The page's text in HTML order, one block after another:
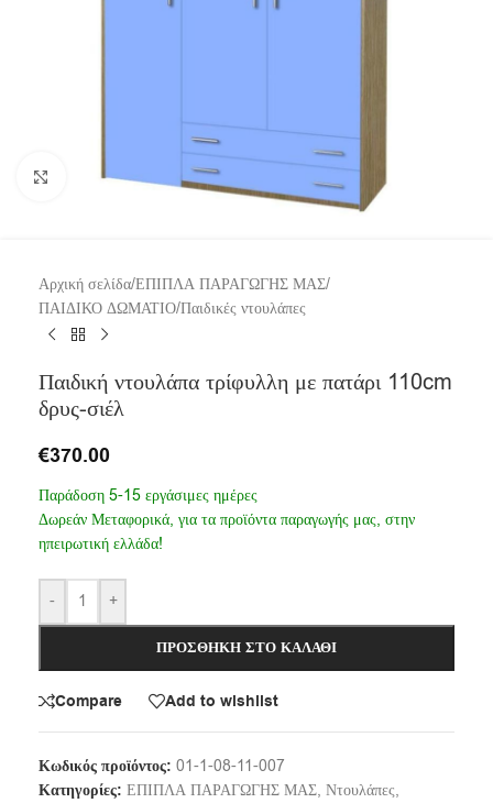
Click to enlarge
Αρχική σελίδα/ΕΠΙΠΛΑ ΠΑΡΑΓΩΓΗΣ ΜΑΣ/
ΠΑΙΔΙΚΟ ΔΩΜΑΤΙΟ/Παιδικές ντουλάπες
Παιδική ντουλάπα τρίφυλλη με πατάρι 110cm
δρυς-σιέλ
€370.00
Παράδοση 5-15 εργάσιμες ημέρες
Δωρεάν Μεταφορικά, για τα προϊόντα παραγωγής μας, στην
ηπειρωτική ελλάδα!
- +
ΠΡΟΣΘΉΚΗ ΣΤΟ ΚΑΛΆΘΙ
Compare Add to wishlist
Κωδικός προϊόντος: 01-1-08-11-007
Κατηγορίες: ΕΠΙΠΛΑ ΠΑΡΑΓΩΓΗΣ ΜΑΣ, Ντουλάπες,